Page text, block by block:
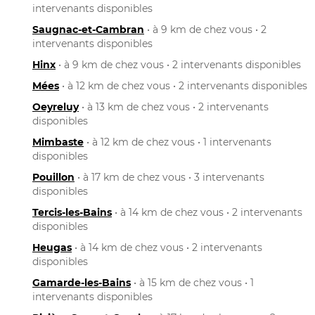
intervenants disponibles
Saugnac-et-Cambran • à 9 km de chez vous • 2
intervenants disponibles
Hinx • à 9 km de chez vous • 2 intervenants disponibles
Mées • à 12 km de chez vous • 2 intervenants disponibles
Oeyreluy• à 13 km de chez vous • 2 intervenants
disponibles
Mimbaste • à 12 km de chez vous • 1 intervenants
disponibles
Pouillon • à 17 km de chez vous • 3 intervenants
disponibles
Tercis-les-Bains • à 14 km de chez vous • 2 intervenants
disponibles
Heugas • à 14 km de chez vous • 2 intervenants
disponibles
Gamarde-les-Bains • à 15 km de chez vous • 1
intervenants disponibles